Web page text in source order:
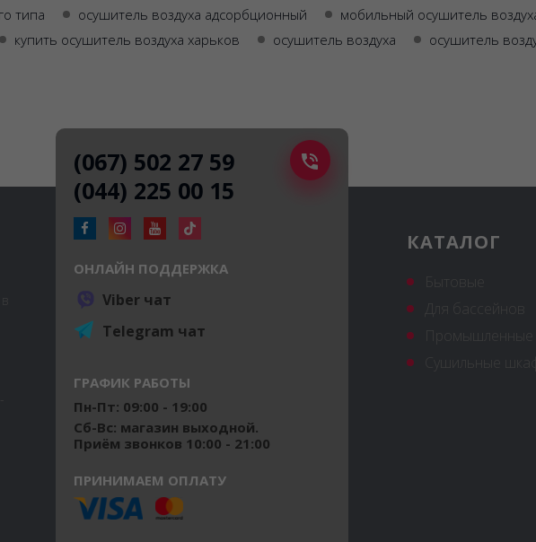
типа
осушитель воздуха адсорбционный мобильный осушитель
купить осушитель воздуха харьков осушитель воздуха осушитель
КАТАЛОГ
Для бассейнов
(067) 502 27 59
(044) 225 00 15
ОНЛАЙН ПОДДЕРЖКА
Viber чат
Telegram чат
ГРАФИК РАБОТЫ
Пн-Пт: 09:00 - 19:00
Сб-Вс: магазин выходной.
Приём звонков 10:00 - 21:00
ПРИНИМАЕМ ОПЛАТУ